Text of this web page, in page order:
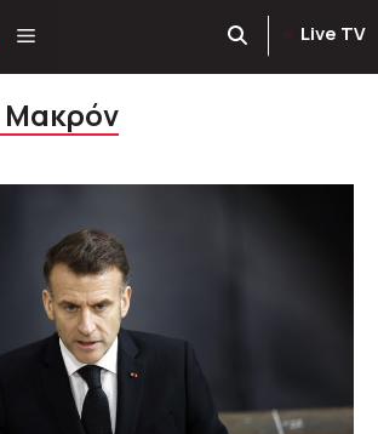
Live TV
Μακρόν